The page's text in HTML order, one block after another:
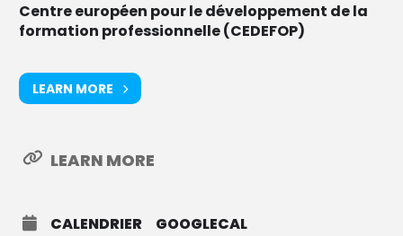
Centre européen pour le développement de la
formation professionnelle (CEDEFOP)
LEARN MORE
LEARN MORE
CALENDRIER GOOGLECAL